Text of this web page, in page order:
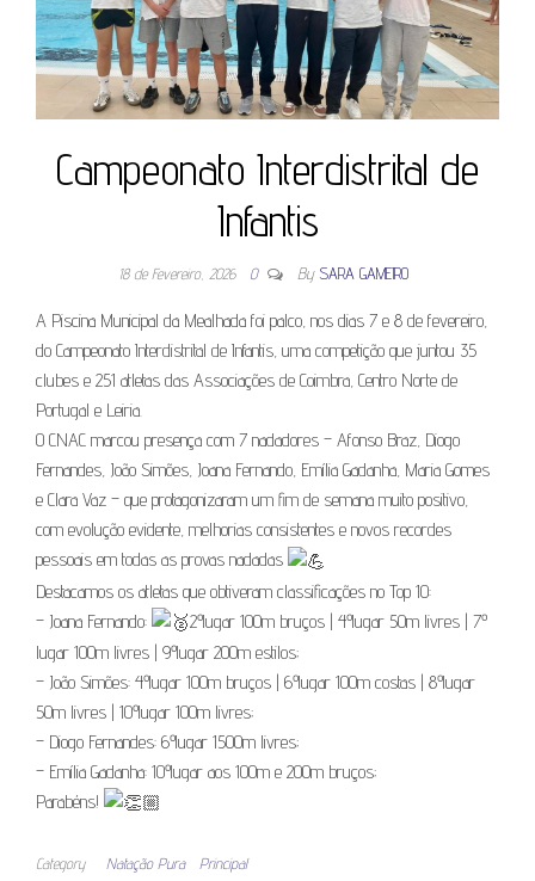
Campeonato Interdistrital de
Infantis
18 de Fevereiro, 2026 0 By SARA GAMEIRO
A Piscina Municipal da Mealhada foi palco, nos dias 7 e 8 de fevereiro,
do Campeonato Interdistrital de Infantis, uma competição que juntou 35
clubes e 251 atletas das Associações de Coimbra, Centro Norte de
Portugal e Leiria.
O CNAC marcou presença com 7 nadadores – Afonso Braz, Diogo
Fernandes, João Simões, Joana Fernando, Emília Gadanha, Maria Gomes
e Clara Vaz – que protagonizaram um fim de semana muito positivo,
com evolução evidente, melhorias consistentes e novos recordes
pessoais em todas as provas nadadas
Destacamos os atletas que obtiveram classificações no Top 10:
– Joana Fernando:
2º lugar 100m bruços | 4º lugar 50m livres | 7º
lugar 100m livres | 9º lugar 200m estilos;
– João Simões: 4º lugar 100m bruços | 6º lugar 100m costas | 8º lugar
50m livres | 10º lugar 100m livres;
– Diogo Fernandes: 6º lugar 1500m livres;
– Emília Gadanha: 10º lugar aos 100m e 200m bruços;
Parabéns!
Category Natação Pura Principal